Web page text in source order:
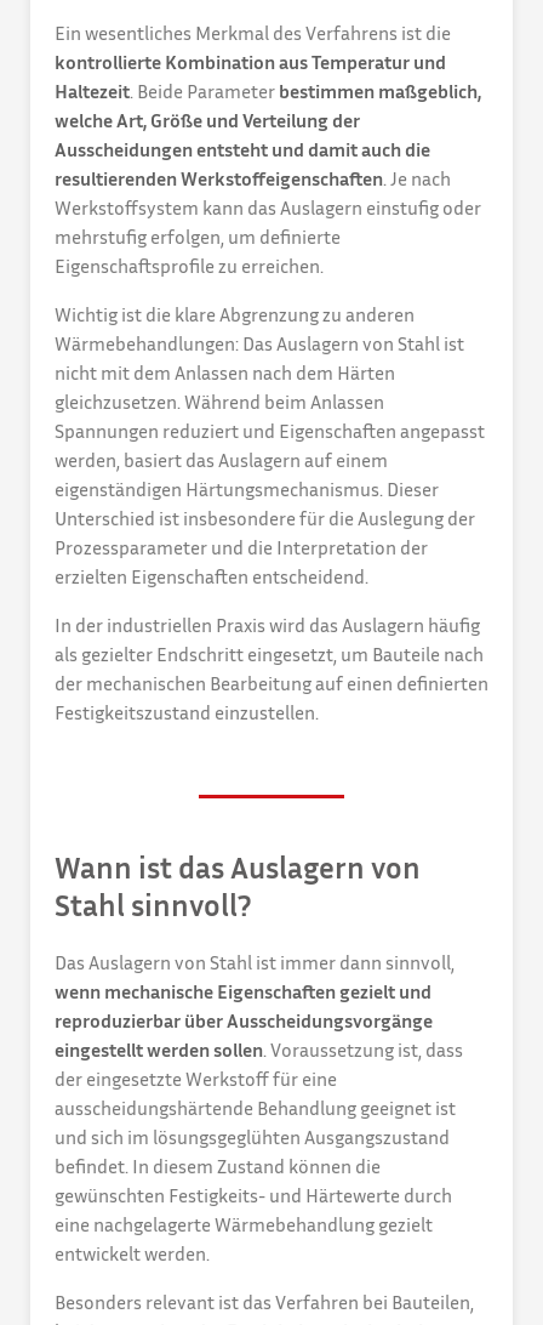
Ein wesentliches Merkmal des Verfahrens ist die
kontrollierte Kombination aus Temperatur und
Haltezeit. Beide Parameter bestimmen maßgeblich,
welche Art, Größe und Verteilung der
Ausscheidungen entsteht und damit auch die
resultierenden Werkstoffeigenschaften. Je nach
Werkstoffsystem kann das Auslagern einstufig oder
mehrstufig erfolgen, um definierte
Eigenschaftsprofile zu erreichen.
Wichtig ist die klare Abgrenzung zu anderen
Wärmebehandlungen: Das Auslagern von Stahl ist
nicht mit dem Anlassen nach dem Härten
gleichzusetzen. Während beim Anlassen
Spannungen reduziert und Eigenschaften angepasst
werden, basiert das Auslagern auf einem
eigenständigen Härtungsmechanismus. Dieser
Unterschied ist insbesondere für die Auslegung der
Prozessparameter und die Interpretation der
erzielten Eigenschaften entscheidend.
In der industriellen Praxis wird das Auslagern häufig
als gezielter Endschritt eingesetzt, um Bauteile nach
der mechanischen Bearbeitung auf einen definierten
Festigkeitszustand einzustellen.
Wann ist das Auslagern von
Stahl sinnvoll?
Das Auslagern von Stahl ist immer dann sinnvoll,
wenn mechanische Eigenschaften gezielt und
reproduzierbar über Ausscheidungsvorgänge
eingestellt werden sollen. Voraussetzung ist, dass
der eingesetzte Werkstoff für eine
ausscheidungshärtende Behandlung geeignet ist
und sich im lösungsgeglühten Ausgangszustand
befindet. In diesem Zustand können die
gewünschten Festigkeits- und Härtewerte durch
eine nachgelagerte Wärmebehandlung gezielt
entwickelt werden.
Besonders relevant ist das Verfahren bei Bauteilen,